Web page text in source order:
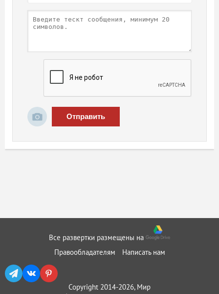
Отправить
Все развертки размещены на
Правообладателям
Написать нам
Copyright 2014-2026, Мир